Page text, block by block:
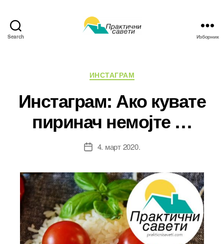
Search Изборник
Категорије
ИНСТАГРАМ
Инстаграм: Ако кувате
пиринач немојте …
Датум4. март 2020.